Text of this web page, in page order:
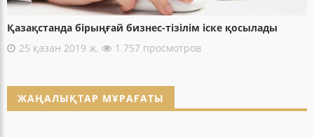
Қазақстанда бірыңғай бизнес-тізілім іске қосылады
25 қазан 2019 ж.
1 757 просмотров
ЖАҢАЛЫҚТАР МҰРАҒАТЫ